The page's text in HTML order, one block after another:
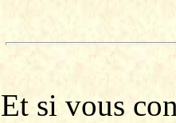
Et si vous